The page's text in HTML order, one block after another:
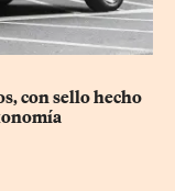
con sello hecho